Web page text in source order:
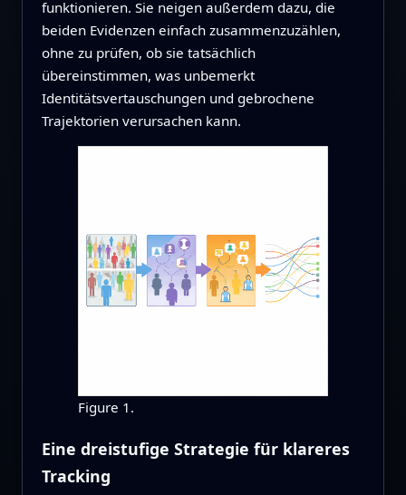
funktionieren. Sie neigen außerdem dazu, die
beiden Evidenzen einfach zusammenzuzählen,
ohne zu prüfen, ob sie tatsächlich
übereinstimmen, was unbemerkt
Identitätsvertauschungen und gebrochene
Trajektorien verursachen kann.
Figure 1.
Eine dreistufige Strategie für klareres
Tracking